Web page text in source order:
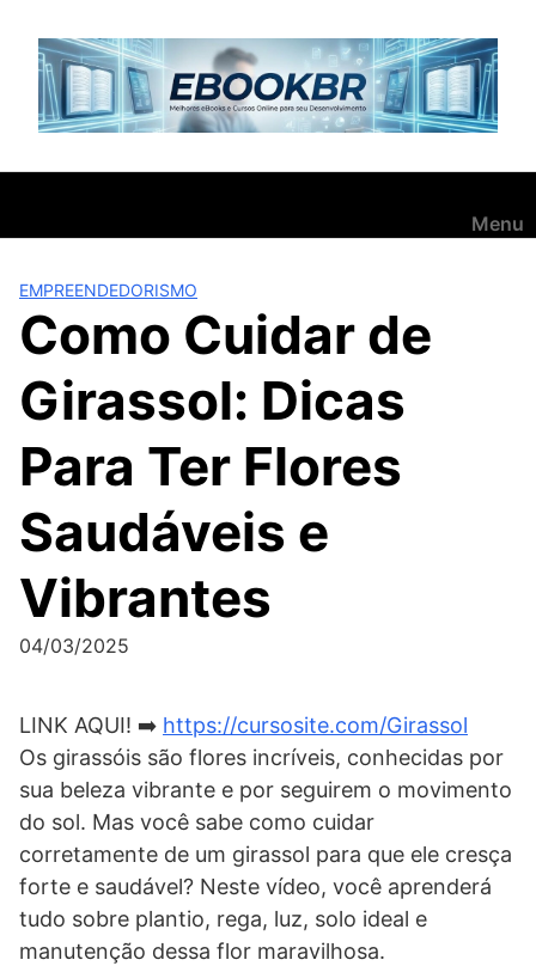
para
conteúdo
Menu
EMPREENDEDORISMO
Como Cuidar de
Girassol: Dicas
Para Ter Flores
Saudáveis e
Vibrantes
04/03/2025
LINK AQUI! ➡️ https://cursosite.com/Girassol
Os girassóis são flores incríveis, conhecidas por
sua beleza vibrante e por seguirem o movimento
do sol. Mas você sabe como cuidar
corretamente de um girassol para que ele cresça
forte e saudável? Neste vídeo, você aprenderá
tudo sobre plantio, rega, luz, solo ideal e
manutenção dessa flor maravilhosa.